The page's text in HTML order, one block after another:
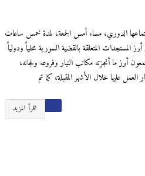
الدوري، مساء أمس الجمعة، لمدة خمس ساعات
المتعلقة بالقضية السورية محلياً ودولياً
أبرز ما أنجزته مكاتب التيار وفروعه ولجانه،
عليها خلال الأشهر المقبلة، كما تم
اقرأ المزيد